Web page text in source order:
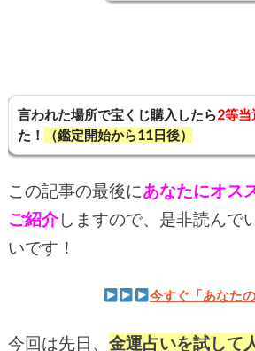
言われた場所で宝くじ購入したら2等当
た！
（鑑定開始から11日後）
この記事の最後にあなたにオス
ご紹介しますので、是非読んで
いです！
今すぐ「あなた
今回は先日、 金運占いを試して